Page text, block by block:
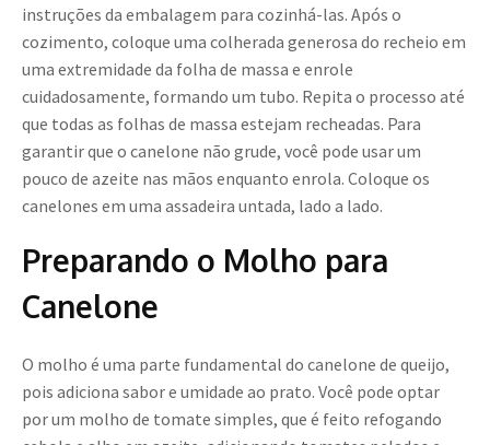
instruções da embalagem para cozinhá-las. Após o
cozimento, coloque uma colherada generosa do recheio em
uma extremidade da folha de massa e enrole
cuidadosamente, formando um tubo. Repita o processo até
que todas as folhas de massa estejam recheadas. Para
garantir que o canelone não grude, você pode usar um
pouco de azeite nas mãos enquanto enrola. Coloque os
canelones em uma assadeira untada, lado a lado.
Preparando o Molho para
Canelone
O molho é uma parte fundamental do canelone de queijo,
pois adiciona sabor e umidade ao prato. Você pode optar
por um molho de tomate simples, que é feito refogando